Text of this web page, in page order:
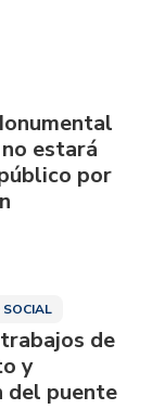
estará
por
SOCIAL
de
y
del puente